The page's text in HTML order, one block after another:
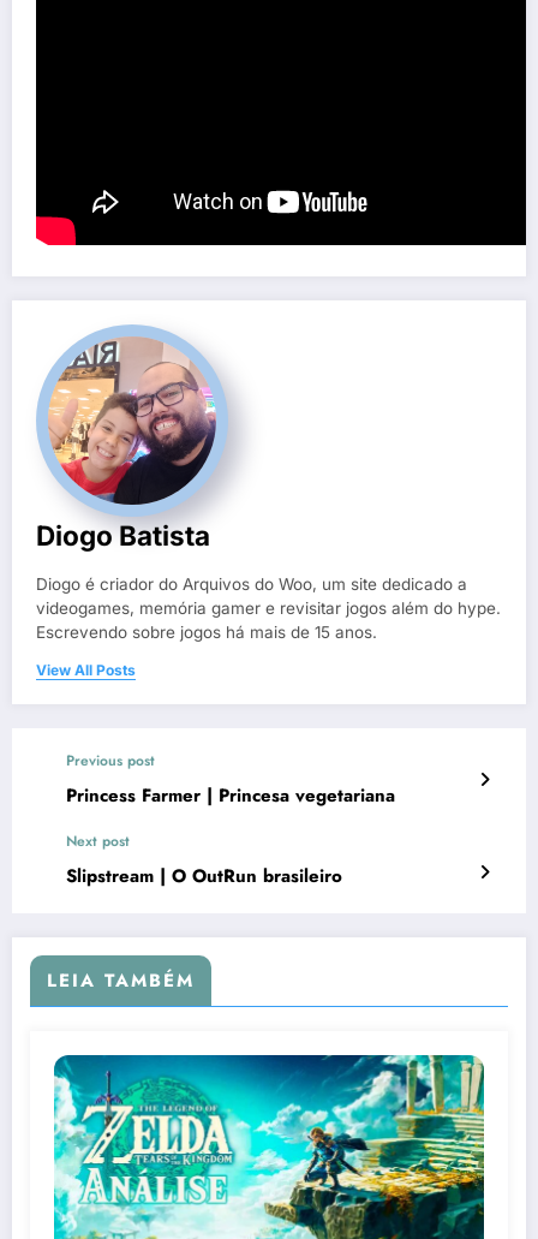
Diogo Batista
Diogo é criador do Arquivos do Woo, um site dedicado a
videogames, memória gamer e revisitar jogos além do hype.
Escrevendo sobre jogos há mais de 15 anos.
View All Posts
Previous post
Princess Farmer | Princesa vegetariana
Next post
Slipstream | O OutRun brasileiro
LEIA TAMBÉM